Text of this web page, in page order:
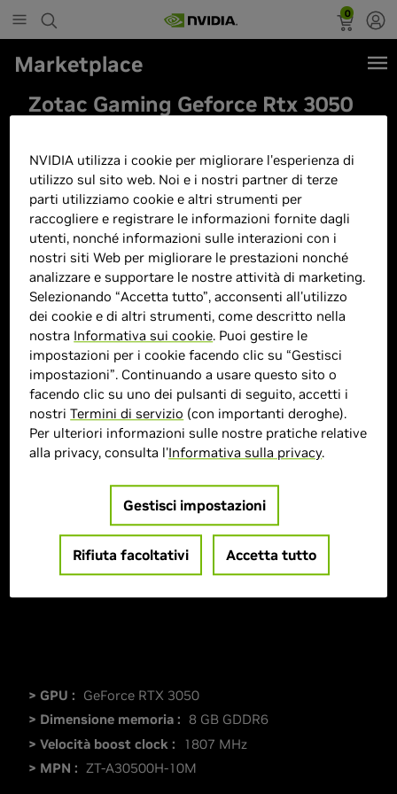
0
Marketplace
Zotac Gaming Geforce Rtx 3050
1Xhdmi, ‎Nero, ‎22.4 x 11.6 x 3.9
cm; 600 grammi
> GPU : GeForce RTX 3050
> Dimensione memoria : 8 GB GDDR6
> Velocità boost clock :
1807 MHz
> MPN : ZT-A30500H-10M
NVIDIA utilizza i cookie per migliorare l'esperienza di
utilizzo sul sito web. Noi e i nostri partner di terze
parti utilizziamo cookie e altri strumenti per
raccogliere e registrare le informazioni fornite dagli
utenti, nonché informazioni sulle interazioni con i
nostri siti Web per migliorare le prestazioni nonché
analizzare e supportare le nostre attività di marketing.
Selezionando “Accetta tutto”, acconsenti all'utilizzo
dei cookie e di altri strumenti, come descritto nella
nostra Informativa sui cookie. Puoi gestire le
impostazioni per i cookie facendo clic su “Gestisci
impostazioni”. Continuando a usare questo sito o
facendo clic su uno dei pulsanti di seguito, accetti i
nostriTermini di servizio (con importanti deroghe).
Per ulteriori informazioni sulle nostre pratiche relative
alla privacy, consulta l'Informativa sulla privacy.
Gestisci impostazioni
Rifiuta facoltativi Accetta tutto